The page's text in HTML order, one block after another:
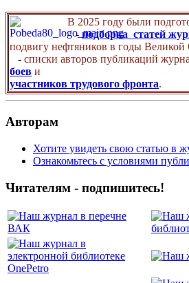
В 2025 году были
- подборка статей
подвигу нефтяников в годы
- списки авторов публикаций
боев и
участников трудового фронта.
Авторам
Хотите увидеть свою статью в
Ознакомьтесь с условиями
Читателям - подпишитесь!